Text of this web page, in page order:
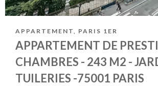
APPARTEMENT, PARIS 1ER
APPARTEMENT DE
CHAMBRES - 243 M2 -
TUILERIES -75001 PARIS